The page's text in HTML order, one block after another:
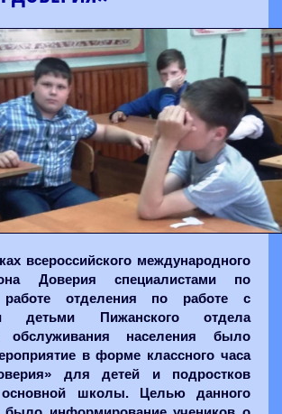
всероссийского международного
Доверия специалистами по
работе отделения по работе с
детьми Пижанского отдела
обслуживания населения было
в форме классного часа
для детей и подростков
основной школы. Целью данного